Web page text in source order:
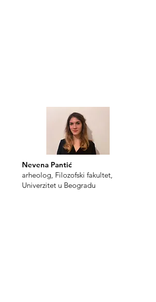
Nevena Pantić
arheolog, Filozofski fakultet,
Univerzitet u Beogradu